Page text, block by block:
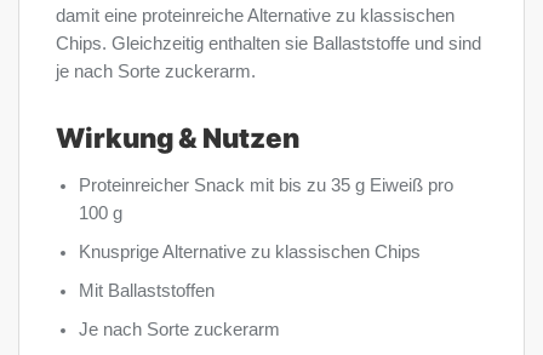
damit eine proteinreiche Alternative zu klassischen
Chips. Gleichzeitig enthalten sie Ballaststoffe und sind
je nach Sorte zuckerarm.
Wirkung & Nutzen
Proteinreicher Snack mit bis zu 35 g Eiweiß pro
100 g
Knusprige Alternative zu klassischen Chips
Mit Ballaststoffen
Je nach Sorte zuckerarm